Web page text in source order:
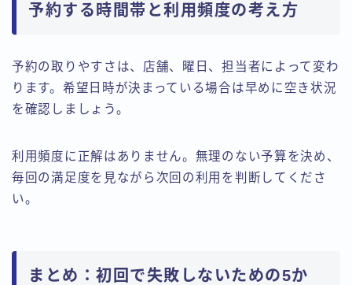
予約する時間帯と利用頻度の考え方
予約の取りやすさは、店舗、曜日、担当者によって変わ
ります。希望日時が決まっている場合は早めに空き状況
を確認しましょう。
利用頻度に正解はありません。無理のない予算を決め、
毎回の満足度を見ながら次回の利用を判断してくださ
い。
まとめ：初回で失敗しないための5か